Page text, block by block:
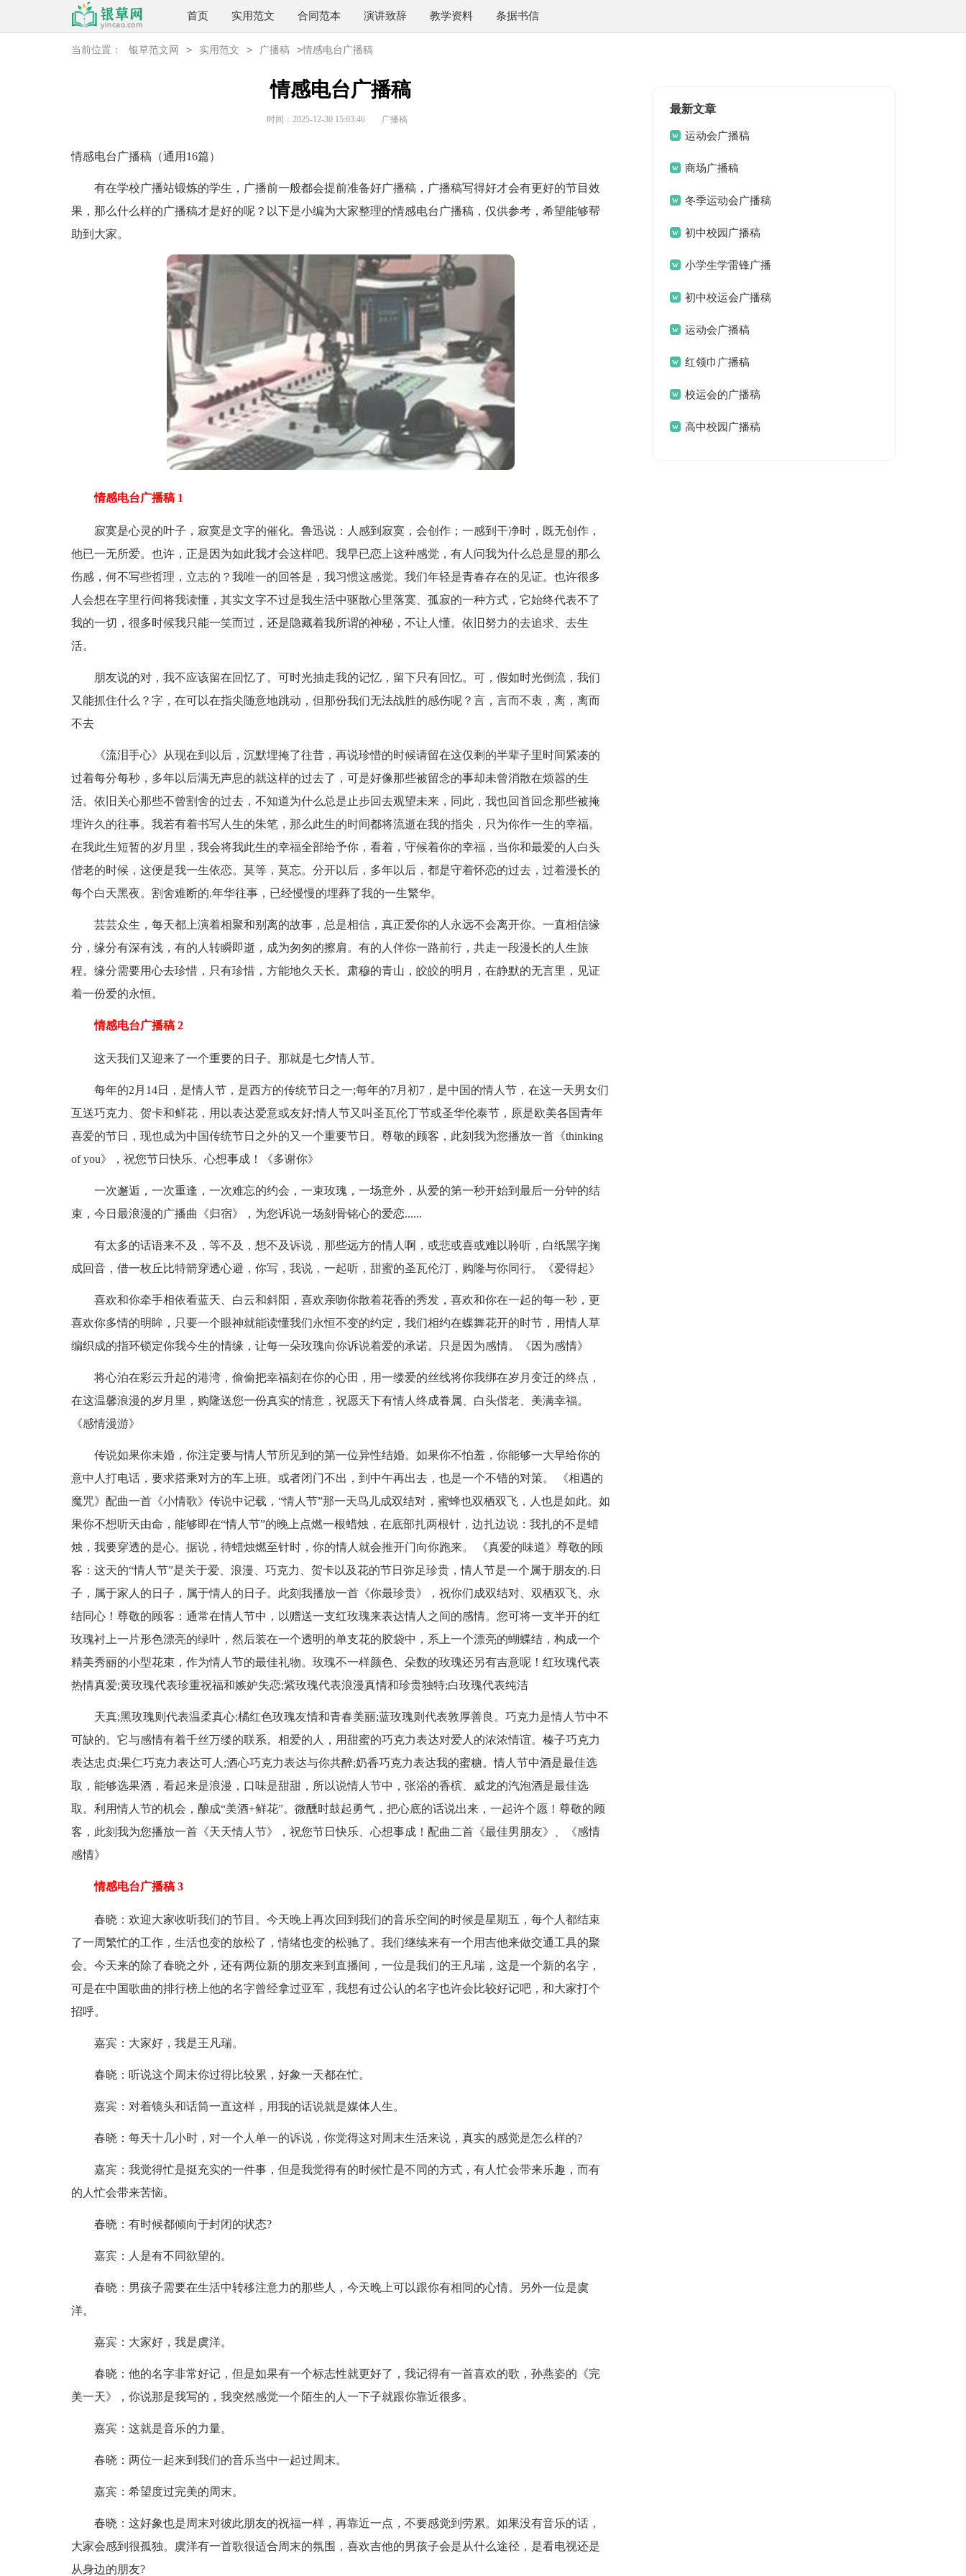
首页 实用范文 合同范本 演讲致辞 教学资料 条据书信
当前位置： 银草范文网 > 实用范文 > 广播稿 >情感电台广播稿
情感电台广播稿
时间：2025-12-30 15:03:46 广播稿
情感电台广播稿（通用16篇）
有在学校广播站锻炼的学生，广播前一般都会提前准备好广播稿，广播稿写得好才会有更好的节目效
果，那么什么样的广播稿才是好的呢？以下是小编为大家整理的情感电台广播稿，仅供参考，希望能够帮
助到大家。
情感电台广播稿 1
寂寞是心灵的叶子，寂寞是文字的催化。鲁迅说：人感到寂寞，会创作；一感到干净时，既无创作，
他已一无所爱。也许，正是因为如此我才会这样吧。我早已恋上这种感觉，有人问我为什么总是显的那么
伤感，何不写些哲理，立志的？我唯一的回答是，我习惯这感觉。我们年轻是青春存在的见证。也许很多
人会想在字里行间将我读懂，其实文字不过是我生活中驱散心里落寞、孤寂的一种方式，它始终代表不了
我的一切，很多时候我只能一笑而过，还是隐藏着我所谓的神秘，不让人懂。依旧努力的去追求、去生
活。
朋友说的对，我不应该留在回忆了。可时光抽走我的记忆，留下只有回忆。可，假如时光倒流，我们
又能抓住什么？字，在可以在指尖随意地跳动，但那份我们无法战胜的感伤呢？言，言而不衷，离，离而
不去
《流泪手心》从现在到以后，沉默埋掩了往昔，再说珍惜的时候请留在这仅剩的半辈子里时间紧凑的
过着每分每秒，多年以后满无声息的就这样的过去了，可是好像那些被留念的事却未曾消散在烦嚣的生
活。依旧关心那些不曾割舍的过去，不知道为什么总是止步回去观望未来，同此，我也回首回念那些被掩
埋许久的往事。我若有着书写人生的朱笔，那么此生的时间都将流逝在我的指尖，只为你作一生的幸福。
在我此生短暂的岁月里，我会将我此生的幸福全部给予你，看着，守候着你的幸福，当你和最爱的人白头
偕老的时候，这便是我一生依恋。莫等，莫忘。分开以后，多年以后，都是守着怀恋的过去，过着漫长的
每个白天黑夜。割舍难断的.年华往事，已经慢慢的埋葬了我的一生繁华。
芸芸众生，每天都上演着相聚和别离的故事，总是相信，真正爱你的人永远不会离开你。一直相信缘
分，缘分有深有浅，有的人转瞬即逝，成为匆匆的擦肩。有的人伴你一路前行，共走一段漫长的人生旅
程。缘分需要用心去珍惜，只有珍惜，方能地久天长。肃穆的青山，皎皎的明月，在静默的无言里，见证
着一份爱的永恒。
情感电台广播稿 2
这天我们又迎来了一个重要的日子。那就是七夕情人节。
每年的2月14日，是情人节，是西方的传统节日之一;每年的7月初7，是中国的情人节，在这一天男女们
互送巧克力、贺卡和鲜花，用以表达爱意或友好;情人节又叫圣瓦伦丁节或圣华伦泰节，原是欧美各国青年
喜爱的节日，现也成为中国传统节日之外的又一个重要节日。尊敬的顾客，此刻我为您播放一首《thinking
of you》，祝您节日快乐、心想事成！《多谢你》
一次邂逅，一次重逢，一次难忘的约会，一束玫瑰，一场意外，从爱的第一秒开始到最后一分钟的结
束，今日最浪漫的广播曲《归宿》，为您诉说一场刻骨铭心的爱恋......
有太多的话语来不及，等不及，想不及诉说，那些远方的情人啊，或悲或喜或难以聆听，白纸黑字掬
成回音，借一枚丘比特箭穿透心避，你写，我说，一起听，甜蜜的圣瓦伦汀，购隆与你同行。《爱得起》
喜欢和你牵手相依看蓝天、白云和斜阳，喜欢亲吻你散着花香的秀发，喜欢和你在一起的每一秒，更
喜欢你多情的明眸，只要一个眼神就能读懂我们永恒不变的约定，我们相约在蝶舞花开的时节，用情人草
编织成的指环锁定你我今生的情缘，让每一朵玫瑰向你诉说着爱的承诺。只是因为感情。《因为感情》
将心泊在彩云升起的港湾，偷偷把幸福刻在你的心田，用一缕爱的丝线将你我绑在岁月变迁的终点，
在这温馨浪漫的岁月里，购隆送您一份真实的情意，祝愿天下有情人终成眷属、白头偕老、美满幸福。
《感情漫游》
传说如果你未婚，你注定要与情人节所见到的第一位异性结婚。如果你不怕羞，你能够一大早给你的
意中人打电话，要求搭乘对方的车上班。或者闭门不出，到中午再出去，也是一个不错的对策。 《相遇的
魔咒》配曲一首《小情歌》传说中记载，“情人节”那一天鸟儿成双结对，蜜蜂也双栖双飞，人也是如此。如
果你不想听天由命，能够即在“情人节”的晚上点燃一根蜡烛，在底部扎两根针，边扎边说：我扎的不是蜡
烛，我要穿透的是心。据说，待蜡烛燃至针时，你的情人就会推开门向你跑来。 《真爱的味道》尊敬的顾
客：这天的“情人节”是关于爱、浪漫、巧克力、贺卡以及花的节日弥足珍贵，情人节是一个属于朋友的.日
子，属于家人的日子，属于情人的日子。此刻我播放一首《你最珍贵》，祝你们成双结对、双栖双飞、永
结同心！尊敬的顾客：通常在情人节中，以赠送一支红玫瑰来表达情人之间的感情。您可将一支半开的红
玫瑰衬上一片形色漂亮的绿叶，然后装在一个透明的单支花的胶袋中，系上一个漂亮的蝴蝶结，构成一个
精美秀丽的小型花束，作为情人节的最佳礼物。玫瑰不一样颜色、朵数的玫瑰还另有吉意呢！红玫瑰代表
热情真爱;黄玫瑰代表珍重祝福和嫉妒失恋;紫玫瑰代表浪漫真情和珍贵独特;白玫瑰代表纯洁
天真;黑玫瑰则代表温柔真心;橘红色玫瑰友情和青春美丽;蓝玫瑰则代表敦厚善良。巧克力是情人节中不
可缺的。它与感情有着千丝万缕的联系。相爱的人，用甜蜜的巧克力表达对爱人的浓浓情谊。榛子巧克力
表达忠贞;果仁巧克力表达可人;酒心巧克力表达与你共醉;奶香巧克力表达我的蜜糖。情人节中酒是最佳选
取，能够选果酒，看起来是浪漫，口味是甜甜，所以说情人节中，张浴的香槟、威龙的汽泡酒是最佳选
取。利用情人节的机会，酿成“美酒+鲜花”。微醺时鼓起勇气，把心底的话说出来，一起许个愿！尊敬的顾
客，此刻我为您播放一首《天天情人节》，祝您节日快乐、心想事成！配曲二首《最佳男朋友》、《感情
感情》
情感电台广播稿 3
春晓：欢迎大家收听我们的节目。今天晚上再次回到我们的音乐空间的时候是星期五，每个人都结束
了一周繁忙的工作，生活也变的放松了，情绪也变的松驰了。我们继续来有一个用吉他来做交通工具的聚
会。今天来的除了春晓之外，还有两位新的朋友来到直播间，一位是我们的王凡瑞，这是一个新的名字，
可是在中国歌曲的排行榜上他的名字曾经拿过亚军，我想有过公认的名字也许会比较好记吧，和大家打个
招呼。
嘉宾：大家好，我是王凡瑞。
春晓：听说这个周末你过得比较累，好象一天都在忙。
嘉宾：对着镜头和话筒一直这样，用我的话说就是媒体人生。
春晓：每天十几小时，对一个人单一的诉说，你觉得这对周末生活来说，真实的感觉是怎么样的?
嘉宾：我觉得忙是挺充实的一件事，但是我觉得有的时候忙是不同的方式，有人忙会带来乐趣，而有
的人忙会带来苦恼。
春晓：有时候都倾向于封闭的状态?
嘉宾：人是有不同欲望的。
春晓：男孩子需要在生活中转移注意力的那些人，今天晚上可以跟你有相同的心情。另外一位是虞
洋。
嘉宾：大家好，我是虞洋。
春晓：他的名字非常好记，但是如果有一个标志性就更好了，我记得有一首喜欢的歌，孙燕姿的《完
美一天》，你说那是我写的，我突然感觉一个陌生的人一下子就跟你靠近很多。
嘉宾：这就是音乐的力量。
春晓：两位一起来到我们的音乐当中一起过周末。
嘉宾：希望度过完美的周末。
春晓：这好象也是周末对彼此朋友的祝福一样，再靠近一点，不要感觉到劳累。如果没有音乐的话，
大家会感到很孤独。虞洋有一首歌很适合周末的氛围，喜欢吉他的男孩子会是从什么途径，是看电视还是
从身边的朋友?
最新文章
运动会广播稿
商场广播稿
冬季运动会广播稿
初中校园广播稿
小学生学雷锋广播
稿 初中校运会广播稿
运动会广播稿
红领巾广播稿
校运会的广播稿
高中校园广播稿